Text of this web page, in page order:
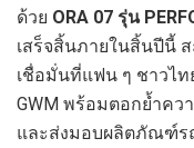
ด้วย ORA 07 รุ่น
เสร็จสิ้นภายในสิ้นปีนี้
เชื่อมั่นที่แฟน ๆ ชาวไ
GWM พร้อมตอกย้ำค
และส่งมอบผลิตภัณฑ์ร